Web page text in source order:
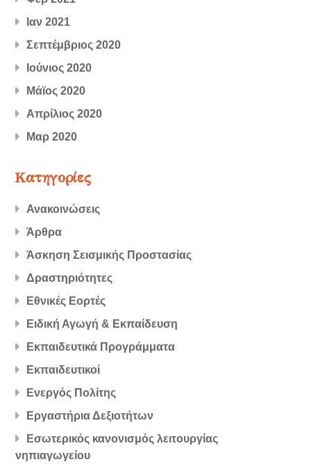
Ιαν 2021
Σεπτέμβριος 2020
Ιούνιος 2020
Μάϊος 2020
Απρίλιος 2020
Μαρ 2020
Kατηγορίες
Ανακοινώσεις
Άρθρα
Άσκηση Σεισμικής Προστασίας
Δραστηριότητες
Εθνικές Εορτές
Ειδική Αγωγή & Εκπαίδευση
Εκπαιδευτικά Προγράμματα
Εκπαιδευτικοί
Ενεργός Πολίτης
Εργαστήρια Δεξιοτήτων
Εσωτερικός κανονισμός λειτουργίας
νηπιαγωγείου